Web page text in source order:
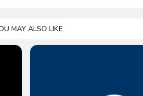
MAY ALSO LIKE